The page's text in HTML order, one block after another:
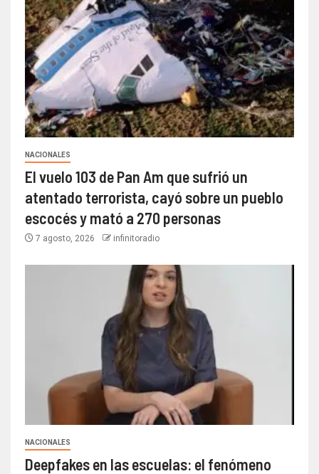
NACIONALES
El vuelo 103 de Pan Am que sufrió un
atentado terrorista, cayó sobre un pueblo
escocés y mató a 270 personas
7 agosto, 2026 infinitoradio
NACIONALES
Deepfakes en las escuelas: el fenómeno